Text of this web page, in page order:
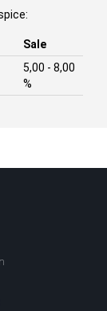
Sale
5,00 - 8,00
%